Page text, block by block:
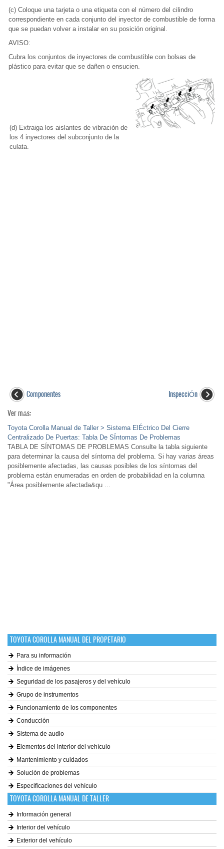
(c) Coloque una tarjeta o una etiqueta con el número del cilindro
correspondiente en cada conjunto del inyector de combustible de forma
que se puedan volver a instalar en su posición original.
AVISO:
Cubra los conjuntos de inyectores de combustible con bolsas de
plástico para evitar que se dañen o ensucien.
(d) Extraiga los aislantes de vibración de
los 4 inyectores del subconjunto de la
culata.
Componentes
InspecciÓn
Ver más:
Toyota Corolla Manual de Taller > Sistema ElÉctrico Del Cierre
Centralizado De Puertas: Tabla De SÍntomas De Problemas
TABLA DE SÍNTOMAS DE PROBLEMAS Consulte la tabla siguiente
para determinar la causa del síntoma del problema. Si hay varias áreas
posiblemente afectadas, las causas posibles de los síntomas del
problema están enumeradas en orden de probabilidad en la columna
"Área posiblemente afectada&qu ...
TOYOTA COROLLA MANUAL DEL PROPETARIO
Para su información
Índice de imágenes
Seguridad de los pasajeros y del vehículo
Grupo de instrumentos
Funcionamiento de los componentes
Conducción
Sistema de audio
Elementos del interior del vehículo
Mantenimiento y cuidados
Solución de problemas
Especificaciones del vehículo
TOYOTA COROLLA MANUAL DE TALLER
Información general
Interior del vehículo
Exterior del vehículo